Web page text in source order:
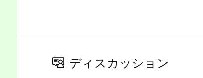
ディスカッション